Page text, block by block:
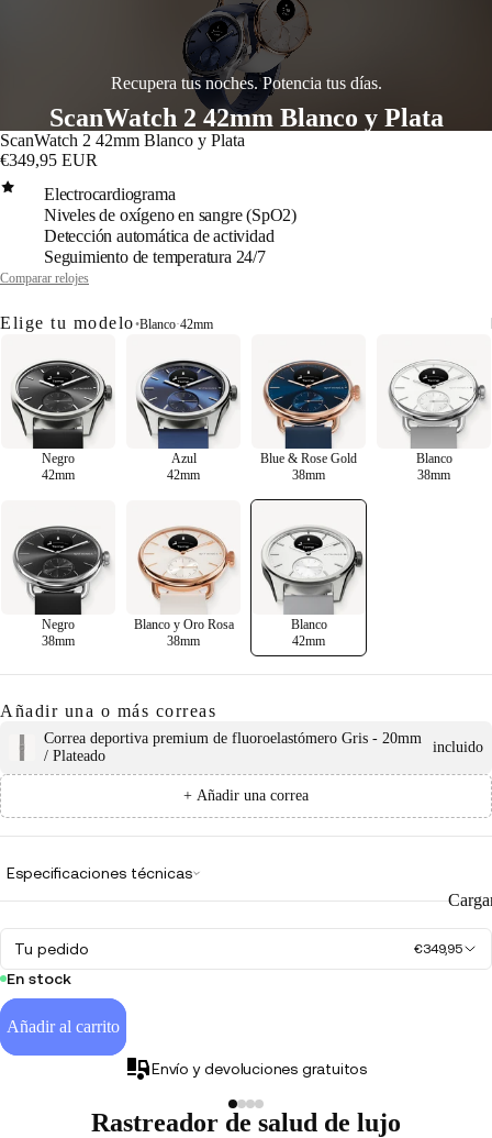
Recupera tus noches. Potencia tus días.
ScanWatch 2 42mm Blanco y Plata
ScanWatch 2 42mm Blanco y Plata
€349,95 EUR
Electrocardiograma
Niveles de oxígeno en sangre (SpO2)
Detección automática de actividad
Seguimiento de temperatura 24/7
Comparar relojes
Elige tu modelo•Blanco·42mm
Negro
42mm
Azul
42mm
Blue & Rose Gold
38mm
Blanco
38mm
Negro
38mm
Blanco y Oro Rosa
38mm
Blanco
42mm
Añadir una o más correas
Correa deportiva premium de fluoroelastómero Gris - 20mm
/ Plateado
incluido
+ Añadir una correa
Especificaciones técnicas
Tu pedido €349,95
En stock
Añadir al carrito
Envío y devoluciones gratuitos
Rastreador de salud de lujo